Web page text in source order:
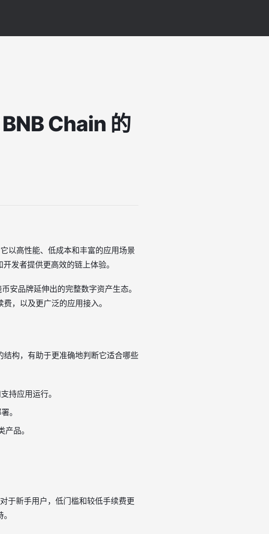
Chain 的
以高性能、低成本和丰富的应用场景
发者提供更高效的链上体验。
安品牌延伸出的完整数字资产生态。
，以及更广泛的应用接入。
构，有助于更准确地判断它适合哪些
持应用运行。
。
品。
于新手用户，低门槛和较低手续费更